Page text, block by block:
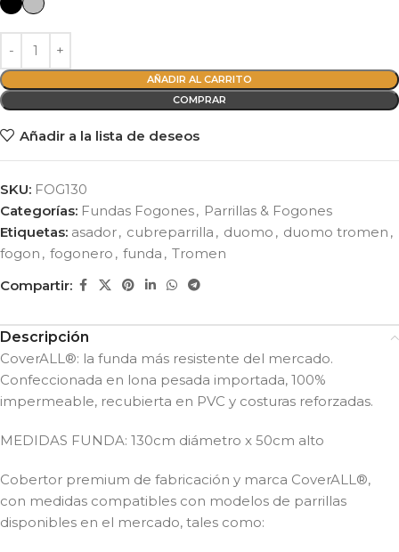
AÑADIR AL CARRITO
COMPRAR
Añadir a la lista de deseos
SKU: FOG130
Categorías: Fundas Fogones, Parrillas & Fogones
Etiquetas: asador, cubreparrilla , duomo , duomo tromen ,
fogon , fogonero , funda , Tromen
Compartir:
Descripción
CoverALL®: la funda más resistente del mercado.
Confeccionada en lona pesada importada, 100%
impermeable, recubierta en PVC y costuras reforzadas.
MEDIDAS FUNDA: 130cm diámetro x 50cm alto
Cobertor premium de fabricación y marca CoverALL®,
con medidas compatibles con modelos de parrillas
disponibles en el mercado, tales como: